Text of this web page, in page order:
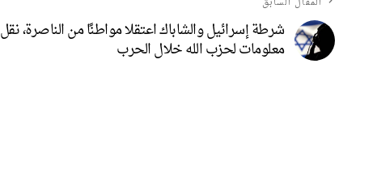
شرطة إسرائيل والشاباك اعتقلا مواطنًا من الناصرة، نقل
معلومات لحزب الله خلال الحرب